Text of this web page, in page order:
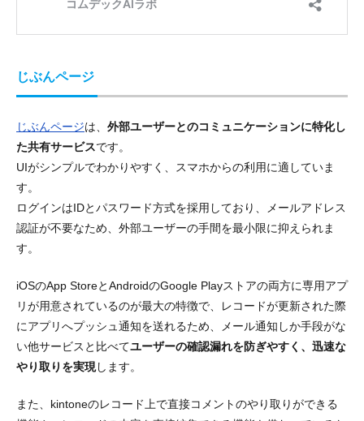
じぶんページ
じぶんページは、 外部ユーザーとのコミュニケーションに特化し
た共有サービスです。
UIがシンプルでわかりやすく、スマホからの利用に適していま
す。
ログインはIDとパスワード方式を採用しており、メールアドレス
認証が不要なため、外部ユーザーの手間を最小限に抑えられま
す。
iOSのApp StoreとAndroidのGoogle Playストアの両方に専用アプ
リが用意されているのが最大の特徴で、レコードが更新された際
にアプリへプッシュ通知を送れるため、メール通知しか手段がな
い他サービスと比べてユーザーの確認漏れを防ぎやすく、迅速な
やり取りを実現します。
また、kintoneのレコード上で直接コメントのやり取りができる